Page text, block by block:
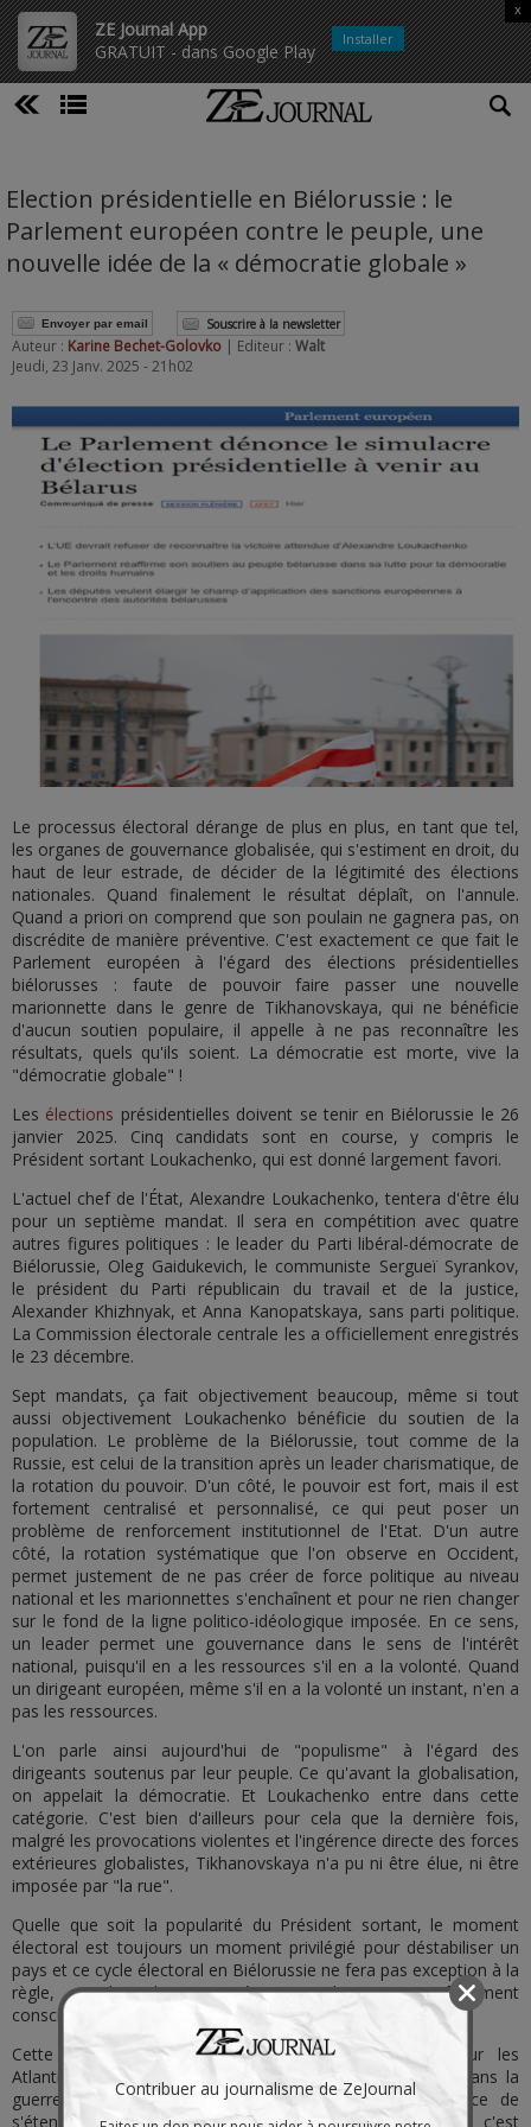
ZE Journal App
GRATUIT - dans Google Play
x
Installer
Election présidentielle en Biélorussie : le
Parlement européen contre le peuple, une
nouvelle idée de la « démocratie globale »
Envoyer par email Souscrire à la newsletter
Auteur : Karine Bechet-Golovko | Editeur : Walt
Jeudi, 23 Janv. 2025 - 21h02
Le processus électoral dérange de plus en plus, en tant que tel,
les organes de gouvernance globalisée, qui s'estiment en droit, du
haut de leur estrade, de décider de la légitimité des élections
nationales. Quand finalement le résultat déplaît, on l'annule.
Quand a priori on comprend que son poulain ne gagnera pas, on
discrédite de manière préventive. C'est exactement ce que fait le
Parlement européen à l'égard des élections présidentielles
biélorusses : faute de pouvoir faire passer une nouvelle
marionnette dans le genre de Tikhanovskaya, qui ne bénéficie
d'aucun soutien populaire, il appelle à ne pas reconnaître les
résultats, quels qu'ils soient. La démocratie est morte, vive la
"démocratie globale" !
Les élections présidentielles doivent se tenir en Biélorussie le 26
janvier 2025. Cinq candidats sont en course, y compris le
Président sortant Loukachenko, qui est donné largement favori.
L'actuel chef de l'État, Alexandre Loukachenko, tentera d'être élu
pour un septième mandat. Il sera en compétition avec quatre
autres figures politiques : le leader du Parti libéral-démocrate de
Biélorussie, Oleg Gaidukevich, le communiste Sergueï Syrankov,
le président du Parti républicain du travail et de la justice,
Alexander Khizhnyak, et Anna Kanopatskaya, sans parti politique.
La Commission électorale centrale les a officiellement enregistrés
le 23 décembre.
Sept mandats, ça fait objectivement beaucoup, même si tout
aussi objectivement Loukachenko bénéficie du soutien de la
population. Le problème de la Biélorussie, tout comme de la
Russie, est celui de la transition après un leader charismatique, de
la rotation du pouvoir. D'un côté, le pouvoir est fort, mais il est
fortement centralisé et personnalisé, ce qui peut poser un
problème de renforcement institutionnel de l'Etat. D'un autre
côté, la rotation systématique que l'on observe en Occident,
permet justement de ne pas créer de force politique au niveau
national et les marionnettes s'enchaînent et pour ne rien changer
sur le fond de la ligne politico-idéologique imposée. En ce sens,
un leader permet une gouvernance dans le sens de l'intérêt
national, puisqu'il en a les ressources s'il en a la volonté. Quand
un dirigeant européen, même s'il en a la volonté un instant, n'en a
pas les ressources.
L'on parle ainsi aujourd'hui de "populisme" à l'égard des
dirigeants soutenus par leur peuple. Ce qu'avant la globalisation,
on appelait la démocratie. Et Loukachenko entre dans cette
catégorie. C'est bien d'ailleurs pour cela que la dernière fois,
malgré les provocations violentes et l'ingérence directe des forces
extérieures globalistes, Tikhanovskaya n'a pu ni être élue, ni être
imposée par "la rue".
Quelle que soit la popularité du Président sortant, le moment
électoral est toujours un moment privilégié pour déstabiliser un
pays et ce cycle électoral en Biélorussie ne fera pas exception à la
règle, ce dont les autorités nationales sont parfaitement
conscientes.
Cette fois-ci, l'enjeu est d'autant plus important pour les
Atlantistes, que la Biélorussie est un allié de la Russie dans la
guerre, qui se déroule sur le front ukrainien et menace de
s'étendre vers ses frontières. Déstabiliser la Biélorussie, c'est
Contribuer au journalisme de ZeJournal